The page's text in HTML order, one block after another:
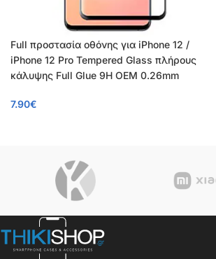
Full προστασία οθόνης για iPhone 12 /
iPhone 12 Pro Tempered Glass πλήρους
κάλυψης Full Glue 9H OEM 0.26mm
7.90€